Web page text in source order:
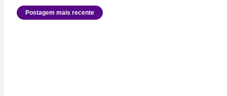
Postagem mais recente